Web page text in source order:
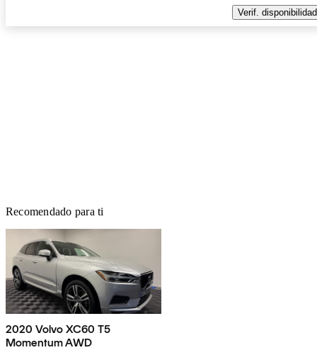
Verif. disponibilidad
Recomendado para ti
2020 Volvo XC60 T5
Momentum AWD